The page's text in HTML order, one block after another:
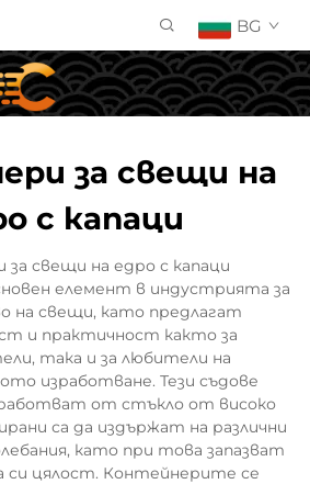
BG
за свещи на
с капаци
свещи на едро с капаци
елемент в индустрията за
на свещи, като предлагат
и практичност както за
така и за любители на
изработване. Тези съдове
от стъкло от високо
са да издържат на различни
като при това запазват
цялост. Контейнерите се